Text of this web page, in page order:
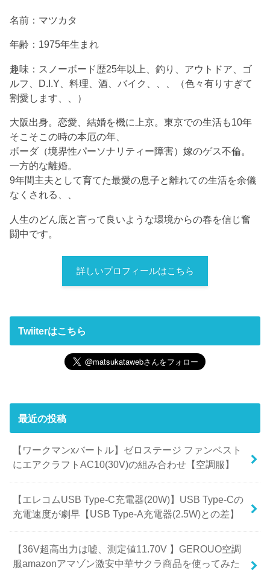
名前：マツカタ
年齢：1975年生まれ
趣味：スノーボード歴25年以上、釣り、アウトドア、ゴ
ルフ、D.I.Y、料理、酒、バイク、、、（色々有りすぎて
割愛します、、）
大阪出身。恋愛、結婚を機に上京。東京での生活も10年
そこそこの時の本厄の年、
ボーダ（境界性パーソナリティー障害）嫁のゲス不倫。
一方的な離婚。
9年間主夫として育てた最愛の息子と離れての生活を余儀
なくされる、、
人生のどん底と言って良いような環境からの春を信じ奮
闘中です。
詳しいプロフィールはこちら
Twiiterはこちら
最近の投稿
【ワークマンxバートル】ゼロステージ ファンベスト
にエアクラフトAC10(30V)の組み合わせ【空調服】
【エレコムUSB Type-C充電器(20W)】USB Type-Cの
充電速度が劇早【USB Type-A充電器(2.5W)との差】
【36V超高出力は嘘、測定値11.70V 】GEROUO空調
服amazonアマゾン激安中華サクラ商品を使ってみた